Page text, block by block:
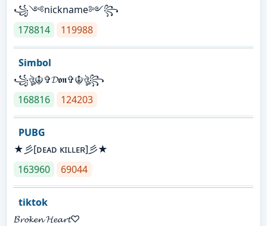
꧁༺nickname༻꧂
178814
119988
Simbol
꧁ঔৣ☬✞𝓓𝖔𝖓✞☬ঔৣ꧂
168816
124203
PUBG
★彡[ᴅᴇᴀᴅ ᴋɪʟʟᴇʀ]彡★
163960
69044
tiktok
𝓑𝓻𝓸𝓴𝓮𝓷 𝓗𝓮𝓪𝓻𝓽♡